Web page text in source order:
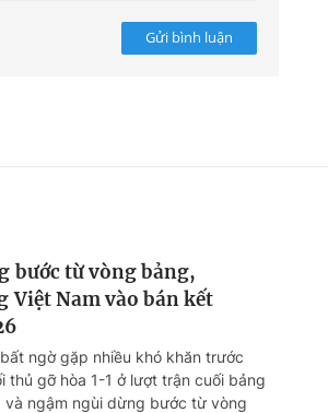
Gửi bình luận
bước từ vòng bảng,
Việt Nam vào bán kết
ngờ gặp nhiều khó khăn trước
thủ gỡ hòa 1-1 ở lượt trận cuối bảng
và ngậm ngùi dừng bước từ vòng